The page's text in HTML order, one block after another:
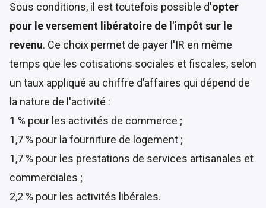
Sous conditions, il est toutefois possible d'opter
pour le versement libératoire de l'impôt sur le
revenu. Ce choix permet de payer l'IR en même
temps que les cotisations sociales et fiscales, selon
un taux appliqué au chiffre d’affaires qui dépend de
la nature de l'activité :
1 % pour les activités de commerce ;
1,7 % pour la fourniture de logement ;
1,7 % pour les prestations de services artisanales et
commerciales ;
2,2 % pour les activités libérales.